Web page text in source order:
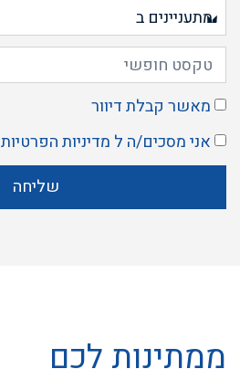
מאשר קבלת דיוור
אני מסכים/ה ל מדיניות הפרטיות
שליחה
ממתינות לכם